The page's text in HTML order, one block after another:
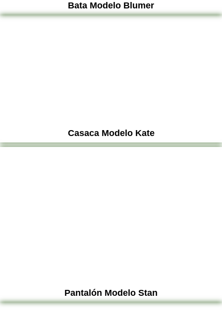
Bata Modelo Blumer
Casaca Modelo Kate
Pantalón Modelo Stan